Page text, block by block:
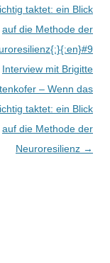
taktet: ein Blick
auf die Methode der
Interview mit Brigitte
– Wenn das
taktet: ein Blick
auf die Methode der
Neuroresilienz →